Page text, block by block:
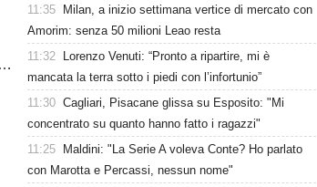
11:35
Milan, a inizio settimana vertice di mercato con
Amorim: senza 50 milioni Leao resta
11:32
Lorenzo Venuti: “Pronto a ripartire, mi è
mancata la terra sotto i piedi con l’infortunio”
11:30 Cagliari, Pisacane glissa su Esposito: "Mi
concentrato su quanto hanno fatto i ragazzi"
11:25
Maldini: "La Serie A voleva Conte? Ho parlato
con Marotta e Percassi, nessun nome"